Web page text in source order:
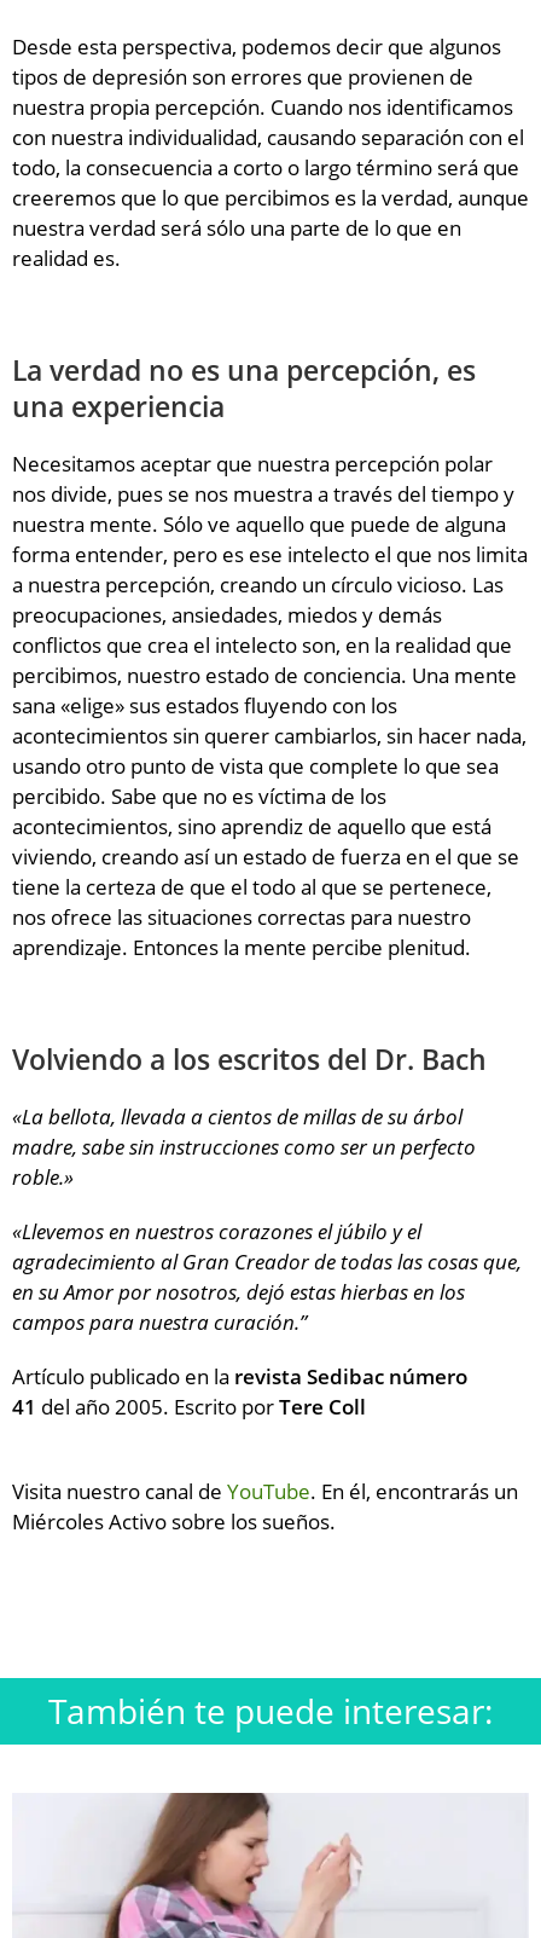
Desde esta perspectiva, podemos decir que algunos
tipos de depresión son errores que provienen de
nuestra propia percepción. Cuando nos identificamos
con nuestra individualidad, causando separación con el
todo, la consecuencia a corto o largo término será que
creeremos que lo que percibimos es la verdad, aunque
nuestra verdad será sólo una parte de lo que en
realidad es.
La verdad no es una percepción, es
una experiencia
Necesitamos aceptar que nuestra percepción polar
nos divide, pues se nos muestra a través del tiempo y
nuestra mente. Sólo ve aquello que puede de alguna
forma entender, pero es ese intelecto el que nos limita
a nuestra percepción, creando un círculo vicioso. Las
preocupaciones, ansiedades, miedos y demás
conflictos que crea el intelecto son, en la realidad que
percibimos, nuestro estado de conciencia. Una mente
sana «elige» sus estados fluyendo con los
acontecimientos sin querer cambiarlos, sin hacer nada,
usando otro punto de vista que complete lo que sea
percibido. Sabe que no es víctima de los
acontecimientos, sino aprendiz de aquello que está
viviendo, creando así un estado de fuerza en el que se
tiene la certeza de que el todo al que se pertenece,
nos ofrece las situaciones correctas para nuestro
aprendizaje. Entonces la mente percibe plenitud.
Volviendo a los escritos del Dr. Bach
«La bellota, llevada a cientos de millas de su árbol
madre, sabe sin instrucciones como ser un perfecto
roble.»
«Llevemos en nuestros corazones el júbilo y el
agradecimiento al Gran Creador de todas las cosas que,
en su Amor por nosotros, dejó estas hierbas en los
campos para nuestra curación.”
Artículo publicado en la revista Sedibac número
41 del año 2005. Escrito porTere Coll
Visita nuestro canal de YouTube. En él, encontrarás un
Miércoles Activo sobre los sueños.
También te puede interesar: